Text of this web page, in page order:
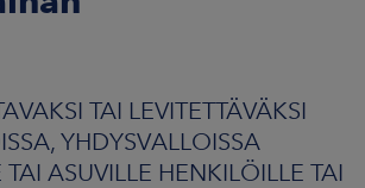
TAI LEVITETTÄVÄKSI
YHDYSVALLOISSA
TAI ASUVILLE HENKILÖILLE TAI